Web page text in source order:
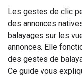
Les gestes de clic
des annonces
balayages sur les
annonces. Elle
des gestes de
Ce guide vous